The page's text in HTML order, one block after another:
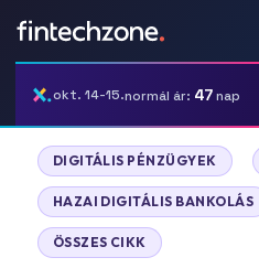
okt. 14-15.normál ár: 47nap
DIGITÁLIS PÉNZÜGYEK
HAZAI DIGITÁLIS BANKOLÁS
ÖSSZES CIKK